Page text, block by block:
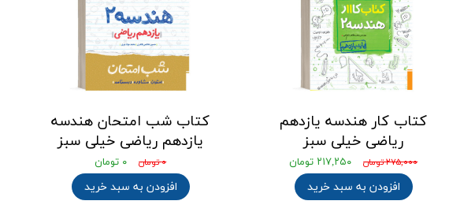
کتاب کار هندسه یازدهم
ریاضی خیلی سبز
۲۷۵,۰۰۰ تومان ۲۱۷,۲۵۰ تومان
افزودن به سبد خرید
کتاب شب امتحان هندسه
یازدهم ریاضی خیلی سبز
۰ تومان ۰ تومان
افزودن به سبد خرید